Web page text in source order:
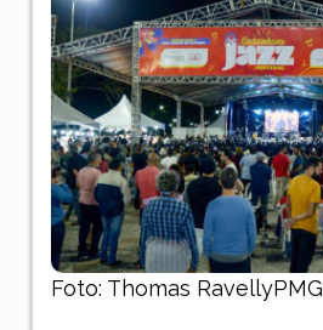
Foto: Thomas RavellyPMG